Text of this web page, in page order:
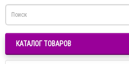
КАТАЛОГ ТОВАРОВ